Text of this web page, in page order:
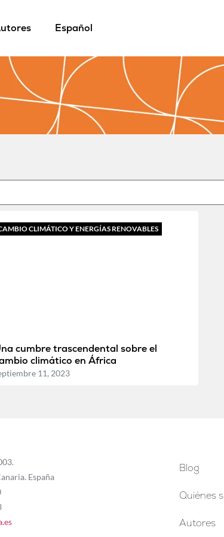
Español
CLIMÁTICO Y ENERGÍAS RENOVABLES
cumbre trascendental sobre el
climático en África
11, 2023
España
Blog
Quiénes
Autores